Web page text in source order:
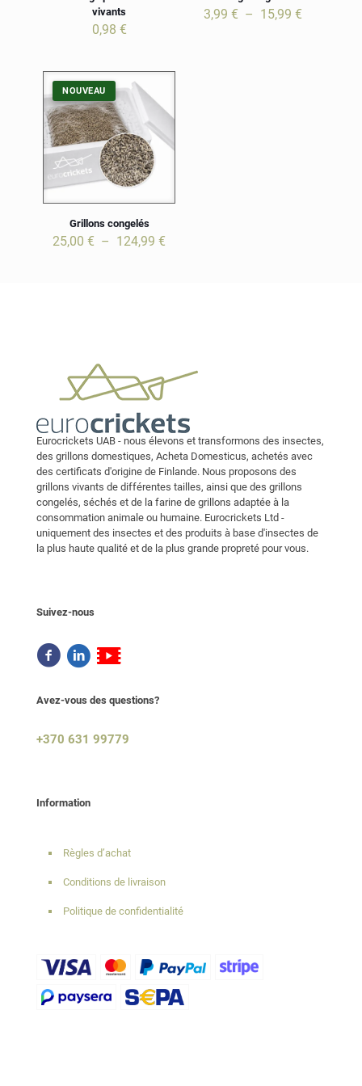
Nom
vivants
0,98 €
3,99 € – 15,99 €Plage
NOUVEAU
Grillons congelés
25,00€ – 124,99€
Eurocrickets UAB - nous élevons et transformons des insectes,
des grillons domestiques, Acheta Domesticus, achetés avec
des certificats d'origine de Finlande. Nous proposons des
grillons vivants de différentes tailles, ainsi que des grillons
congelés, séchés et de la farine de grillons adaptée à la
consommation animale ou humaine. Eurocrickets Ltd -
uniquement des insectes et des produits à base d'insectes de
la plus haute qualité et de la plus grande propreté pour vous.
Suivez-nous
Avez-vous des questions?
+370 631 99779
Information
Règles d’achat
Conditions de livraison
Politique de confidentialité